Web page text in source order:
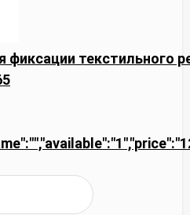
фиксации текстильного